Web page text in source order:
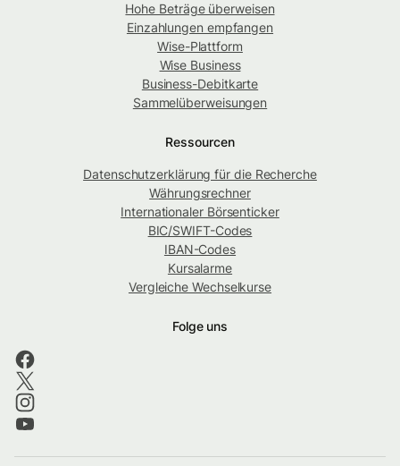
Hohe Beträge überweisen
Einzahlungen empfangen
Wise-Plattform
Wise Business
Business-Debitkarte
Sammelüberweisungen
Ressourcen
Datenschutzerklärung für die Recherche
Währungsrechner
Internationaler Börsenticker
BIC/SWIFT-Codes
IBAN-Codes
Kursalarme
Vergleiche Wechselkurse
Folge uns